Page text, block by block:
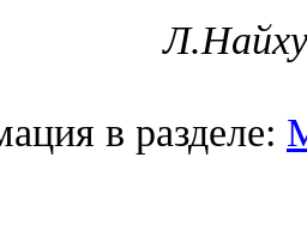
в разделе: